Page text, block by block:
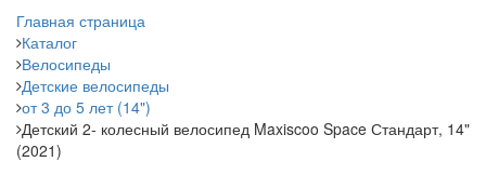
Главная страница
Каталог
Велосипеды
Детские велосипеды
от 3 до 5 лет (14")
Детский 2- колесный велосипед Maxiscoo Space Стандарт, 14"
(2021)